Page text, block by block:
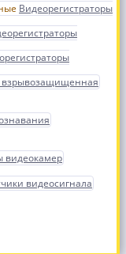
Видеорегистраторы
взрывозащищенная
видеосигнала